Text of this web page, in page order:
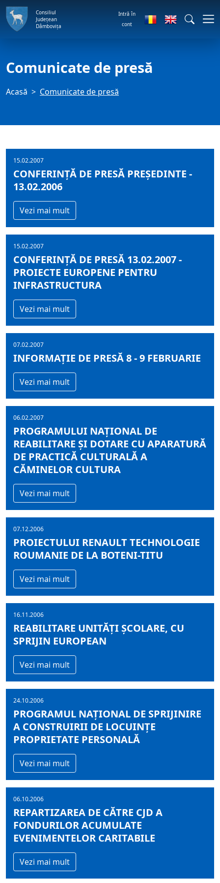
Consiliul
Județean
Dâmbovița
Intră în
cont
Comunicate de presă
Acasă Comunicate de presă
15.02.2007
CONFERINŢĂ DE PRESĂ PREŞEDINTE -
13.02.2006
Vezi mai mult
15.02.2007
CONFERINŢĂ DE PRESĂ 13.02.2007 -
PROIECTE EUROPENE PENTRU
INFRASTRUCTURA
Vezi mai mult
07.02.2007
INFORMAŢIE DE PRESĂ 8 - 9 FEBRUARIE
Vezi mai mult
06.02.2007
PROGRAMULUI NAŢIONAL DE
REABILITARE ŞI DOTARE CU APARATURĂ
DE PRACTICĂ CULTURALĂ A
CĂMINELOR CULTURA
Vezi mai mult
07.12.2006
PROIECTULUI RENAULT TECHNOLOGIE
ROUMANIE DE LA BOTENI-TITU
Vezi mai mult
16.11.2006
REABILITARE UNITĂŢI ŞCOLARE, CU
SPRIJIN EUROPEAN
Vezi mai mult
24.10.2006
PROGRAMUL NAŢIONAL DE SPRIJINIRE
A CONSTRUIRII DE LOCUINŢE
PROPRIETATE PERSONALĂ
Vezi mai mult
06.10.2006
REPARTIZAREA DE CĂTRE CJD A
FONDURILOR ACUMULATE
EVENIMENTELOR CARITABILE
Vezi mai mult